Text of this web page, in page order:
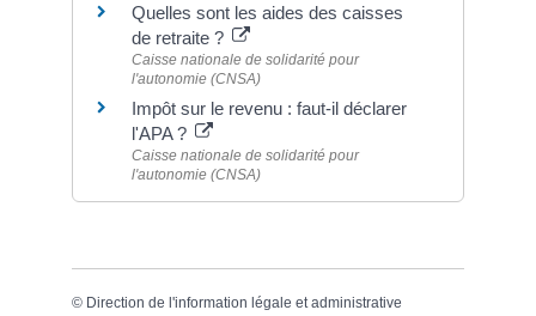
Quelles sont les aides des caisses
de retraite ?
Caisse nationale de solidarité pour
l'autonomie (CNSA)
Impôt sur le revenu : faut-il déclarer
l'APA ?
Caisse nationale de solidarité pour
l'autonomie (CNSA)
© Direction de l'information légale et administrative